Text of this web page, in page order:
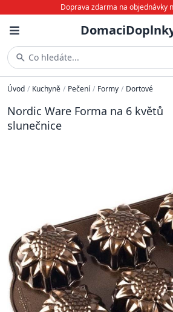
Doprava zdarma na objednávky
Co hledáte...
Úvod / Kuchyně / Pečení / Formy / Dortové
Nordic Ware Forma na 6 květů
slunečnice